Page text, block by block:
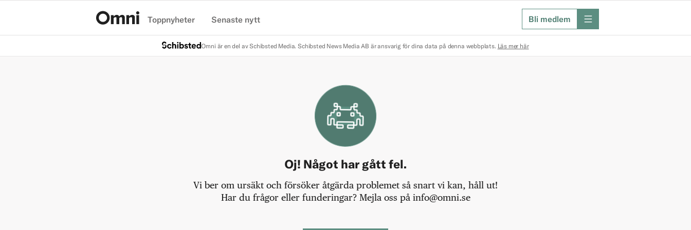
Toppnyheter Senaste nytt Bli medlem meny
Omni är en del av Schibsted Media. Schibsted News Media AB är ansvarig för dina data på denna webbplats. Läs mer här
Oj! Något har gått fel.
Vi ber om ursäkt och försöker åtgärda problemet så snart vi kan, håll ut!
Har du frågor eller funderingar? Mejla oss på info@omni.se